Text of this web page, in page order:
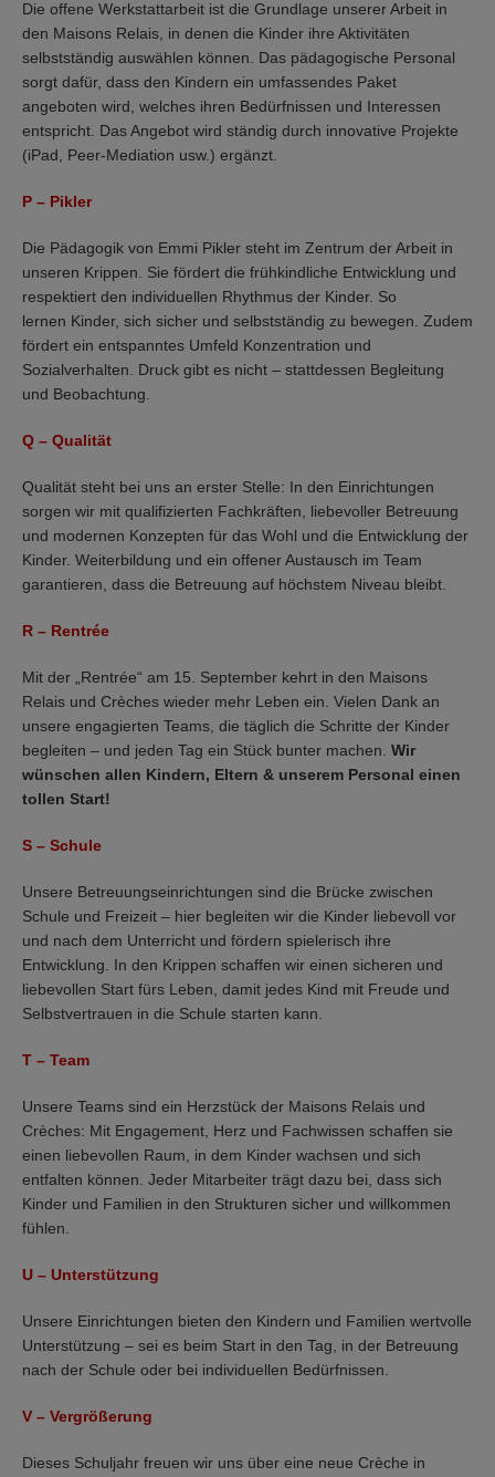
Die offene Werkstattarbeit ist die Grundlage unserer Arbeit in
den Maisons Relais, in denen die Kinder ihre Aktivitäten
selbstständig auswählen können. Das pädagogische Personal
sorgt dafür, dass den Kindern ein umfassendes Paket
angeboten wird, welches ihren Bedürfnissen und Interessen
entspricht. Das Angebot wird ständig durch innovative Projekte
(iPad, Peer-Mediation usw.) ergänzt.
P – Pikler
Die Pädagogik von Emmi Pikler steht im Zentrum der Arbeit in
unseren Krippen. Sie fördert die frühkindliche Entwicklung und
respektiert den individuellen Rhythmus der Kinder. So
lernen Kinder, sich sicher und selbstständig zu bewegen. Zudem
fördert ein entspanntes Umfeld Konzentration und
Sozialverhalten. Druck gibt es nicht – stattdessen Begleitung
und Beobachtung.
Q – Qualität
Qualität steht bei uns an erster Stelle: In den Einrichtungen
sorgen wir mit qualifizierten Fachkräften, liebevoller Betreuung
und modernen Konzepten für das Wohl und die Entwicklung der
Kinder. Weiterbildung und ein offener Austausch im Team
garantieren, dass die Betreuung auf höchstem Niveau bleibt.
R – Rentrée
Mit der „Rentrée“ am 15. September kehrt in den Maisons
Relais und Crèches wieder mehr Leben ein. Vielen Dank an
unsere engagierten Teams, die täglich die Schritte der Kinder
begleiten – und jeden Tag ein Stück bunter machen. Wir
wünschen allen Kindern, Eltern & unserem Personal einen
tollen Start!
S – Schule
Unsere Betreuungseinrichtungen sind die Brücke zwischen
Schule und Freizeit – hier begleiten wir die Kinder liebevoll vor
und nach dem Unterricht und fördern spielerisch ihre
Entwicklung. In den Krippen schaffen wir einen sicheren und
liebevollen Start fürs Leben, damit jedes Kind mit Freude und
Selbstvertrauen in die Schule starten kann.
T – Team
Unsere Teams sind ein Herzstück der Maisons Relais und
Crèches: Mit Engagement, Herz und Fachwissen schaffen sie
einen liebevollen Raum, in dem Kinder wachsen und sich
entfalten können. Jeder Mitarbeiter trägt dazu bei, dass sich
Kinder und Familien in den Strukturen sicher und willkommen
fühlen.
U – Unterstützung
Unsere Einrichtungen bieten den Kindern und Familien wertvolle
Unterstützung – sei es beim Start in den Tag, in der Betreuung
nach der Schule oder bei individuellen Bedürfnissen.
V – Vergrößerung
Dieses Schuljahr freuen wir uns über eine neue Crèche in